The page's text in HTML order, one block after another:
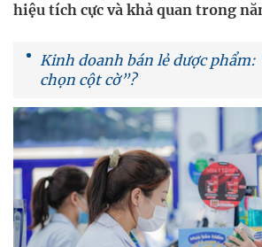
hiệu tích cực và khả quan trong
Kinh doanh bán lẻ dược phẩm:
chọn cột cờ”?